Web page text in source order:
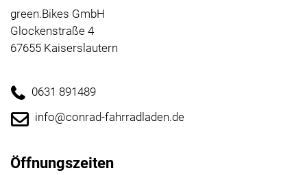
green.Bikes GmbH
Glockenstraße 4
67655 Kaiserslautern
0631 891489
info@conrad-fahrradladen.de
Öffnungszeiten